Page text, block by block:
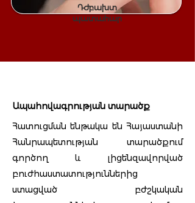
Դժբախտ
պատահար
Ապահովագրության տարածք
Հատուցման ենթակա են Հայաստանի
Հանրապետության տարածքում
գործող և լիցենզավորված
բուժհաստատություններից
ստացված բժշկական